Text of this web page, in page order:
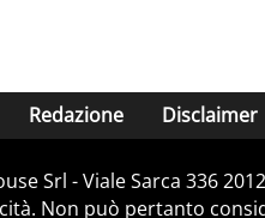
Redazione Disclaimer
Srl - Viale Sarca 336
Non può pertanto